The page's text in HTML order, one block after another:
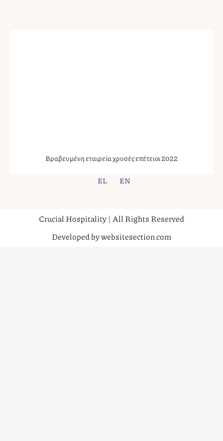
Βραβευμένη εταιρεία χρυσές επέτειοι 2022
EL EN
Crucial Hospitality | All Rights Reserved
Developed by websitesection.com